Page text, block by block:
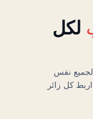
لكل
يرى الجميع نفس
كل زائر